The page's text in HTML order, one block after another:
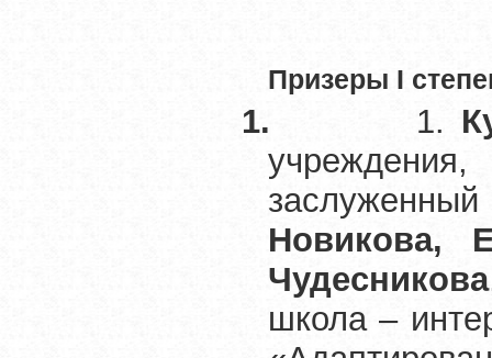
Призеры I
1. 1.
Новикова,
Чудесникова
школа –